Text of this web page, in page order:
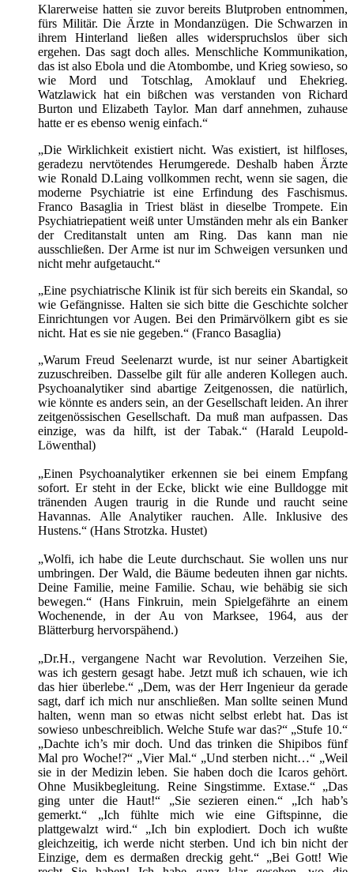
Klarerweise hatten sie zuvor bereits Blutproben entnommen,
fürs Militär. Die Ärzte in Mondanzügen. Die Schwarzen in
ihrem Hinterland ließen alles widerspruchslos über sich
ergehen. Das sagt doch alles. Menschliche Kommunikation,
das ist also Ebola und die Atombombe, und Krieg sowieso, so
wie Mord und Totschlag, Amoklauf und Ehekrieg.
Watzlawick hat ein bißchen was verstanden von Richard
Burton und Elizabeth Taylor. Man darf annehmen, zuhause
hatte er es ebenso wenig einfach.“
„Die Wirklichkeit existiert nicht. Was existiert, ist hilfloses,
geradezu nervtötendes Herumgerede. Deshalb haben Ärzte
wie Ronald D.Laing vollkommen recht, wenn sie sagen, die
moderne Psychiatrie ist eine Erfindung des Faschismus.
Franco Basaglia in Triest bläst in dieselbe Trompete. Ein
Psychiatriepatient weiß unter Umständen mehr als ein Banker
der Creditanstalt unten am Ring. Das kann man nie
ausschließen. Der Arme ist nur im Schweigen versunken und
nicht mehr aufgetaucht.“
„Eine psychiatrische Klinik ist für sich bereits ein Skandal, so
wie Gefängnisse. Halten sie sich bitte die Geschichte solcher
Einrichtungen vor Augen. Bei den Primärvölkern gibt es sie
nicht. Hat es sie nie gegeben.“ (Franco Basaglia)
„Warum Freud Seelenarzt wurde, ist nur seiner Abartigkeit
zuzuschreiben. Dasselbe gilt für alle anderen Kollegen auch.
Psychoanalytiker sind abartige Zeitgenossen, die natürlich,
wie könnte es anders sein, an der Gesellschaft leiden. An ihrer
zeitgenössischen Gesellschaft. Da muß man aufpassen. Das
einzige, was da hilft, ist der Tabak.“ (Harald Leupold-
Löwenthal)
„Einen Psychoanalytiker erkennen sie bei einem Empfang
sofort. Er steht in der Ecke, blickt wie eine Bulldogge mit
tränenden Augen traurig in die Runde und raucht seine
Havannas. Alle Analytiker rauchen. Alle. Inklusive des
Hustens.“ (Hans Strotzka. Hustet)
„Wolfi, ich habe die Leute durchschaut. Sie wollen uns nur
umbringen. Der Wald, die Bäume bedeuten ihnen gar nichts.
Deine Familie, meine Familie. Schau, wie behäbig sie sich
bewegen.“ (Hans Finkruin, mein Spielgefährte an einem
Wochenende, in der Au von Marksee, 1964, aus der
Blätterburg hervorspähend.)
„Dr.H., vergangene Nacht war Revolution. Verzeihen Sie,
was ich gestern gesagt habe. Jetzt muß ich schauen, wie ich
das hier überlebe.“ „Dem, was der Herr Ingenieur da gerade
sagt, darf ich mich nur anschließen. Man sollte seinen Mund
halten, wenn man so etwas nicht selbst erlebt hat. Das ist
sowieso unbeschreiblich. Welche Stufe war das?“ „Stufe 10.“
„Dachte ich’s mir doch. Und das trinken die Shipibos fünf
Mal pro Woche!?“ „Vier Mal.“ „Und sterben nicht…“ „Weil
sie in der Medizin leben. Sie haben doch die Icaros gehört.
Ohne Musikbegleitung. Reine Singstimme. Extase.“ „Das
ging unter die Haut!“ „Sie sezieren einen.“ „Ich hab’s
gemerkt.“ „Ich fühlte mich wie eine Giftspinne, die
plattgewalzt wird.“ „Ich bin explodiert. Doch ich wußte
gleichzeitig, ich werde nicht sterben. Und ich bin nicht der
Einzige, dem es dermaßen dreckig geht.“ „Bei Gott! Wie